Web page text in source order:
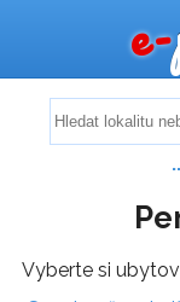
e-
Vyberte si